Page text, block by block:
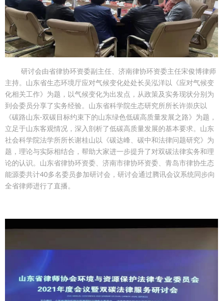
研讨会由省律协环资委副主任、济南律协环资委主任宋俊博律师
主持。山东省生态环境厅应对气候变化处处长吴泓洋以《应对气候变
化相关工作》为题，以气候变化为出发点，从政策及实务现状分别为
到会委员分享了实务经验。山东省科学院生态研究所所长许崇庆以
《碳路山东-双碳目标约束下的山东绿色低碳高质量发展之路》为题，
立足于山东客观情况，深入剖析了低碳高质量发展的基本要求。山东
社会科学院法学所所长谢桂山以《碳达峰、碳中和法律问题研究》为
题，理论与实际相结合，帮助大家进一步提升了对双碳法律实务和理
论的认识。山东省律协环资委、济南市律协环资委、青岛市律协生态
能源委共计40多名委员参加研讨会，研讨会通过腾讯会议系统同步向
全省律师进行了直播。